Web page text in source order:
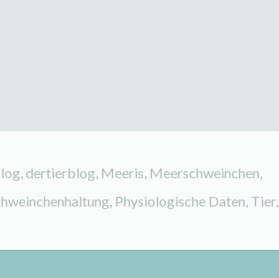
, dertierblog, Meeris, Meerschweinchen,
, Physiologische Daten, Tier,